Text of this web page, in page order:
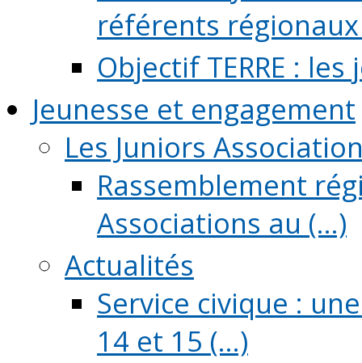
référents régionaux
Objectif TERRE :
Jeunesse et engagement
Les Juniors
Rassemblement
Associations au (...)
Actualités
Service civique :
14 et 15 (...)